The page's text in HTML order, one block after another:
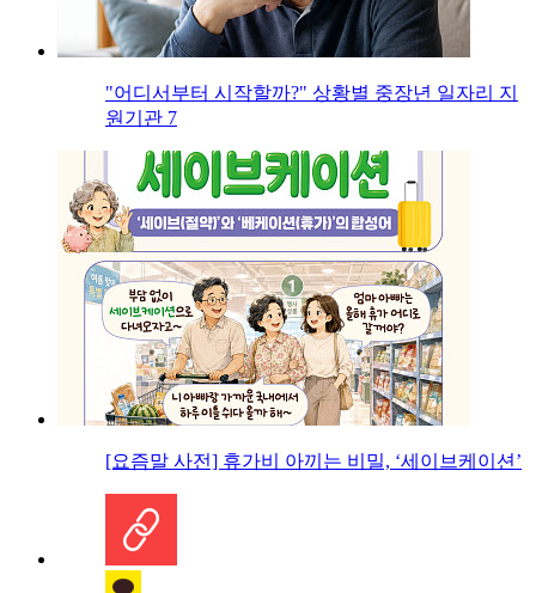
"어디서부터 시작할까?" 상황별 중장년 일자리 지
원기관 7
[요즘말 사전] 휴가비 아끼는 비밀, ‘세이브케이션’